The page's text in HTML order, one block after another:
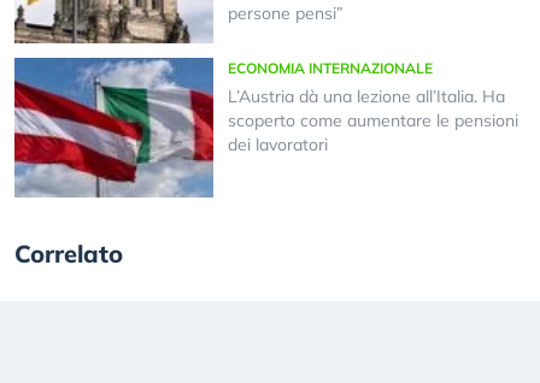
persone pensi”
ECONOMIA INTERNAZIONALE
L’Austria dà una lezione all’Italia. Ha
scoperto come aumentare le pensioni
dei lavoratori
Correlato